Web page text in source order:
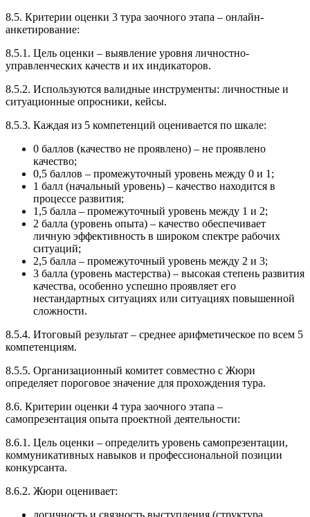
8.5. Критерии оценки 3 тура заочного этапа – онлайн-
анкетирование:
8.5.1. Цель оценки – выявление уровня личностно-
управленческих качеств и их индикаторов.
8.5.2. Используются валидные инструменты: личностные и
ситуационные опросники, кейсы.
8.5.3. Каждая из 5 компетенций оценивается по шкале:
0 баллов (качество не проявлено) – не проявлено
качество;
0,5 баллов – промежуточный уровень между 0 и 1;
1 балл (начальный уровень) – качество находится в
процессе развития;
1,5 балла – промежуточный уровень между 1 и 2;
2 балла (уровень опыта) – качество обеспечивает
личную эффективность в широком спектре рабочих
ситуаций;
2,5 балла – промежуточный уровень между 2 и 3;
3 балла (уровень мастерства) – высокая степень развития
качества, особенно успешно проявляет его
нестандартных ситуациях или ситуациях повышенной
сложности.
8.5.4. Итоговый результат – среднее арифметическое по всем 5
компетенциям.
8.5.5. Организационный комитет совместно с Жюри
определяет пороговое значение для прохождения тура.
8.6. Критерии оценки 4 тура заочного этапа –
самопрезентация опыта проектной деятельности:
8.6.1. Цель оценки – определить уровень самопрезентации,
коммуникативных навыков и профессиональной позиции
конкурсанта.
8.6.2. Жюри оценивает:
логичность и связность выступления (структура,